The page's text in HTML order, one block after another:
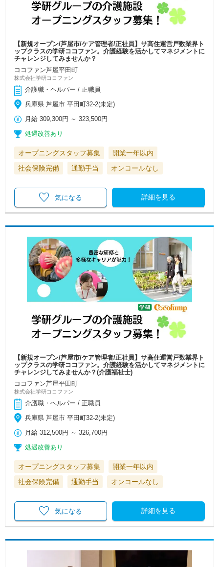
【新規オープン/芦屋市/ケア管理者/正社員】サ高住運営戸数業界ト
ップクラスの学研ココファン。介護経験を活かしてマネジメントに
チャレンジしてみませんか？
ココファン芦屋平田町
株式会社学研ココファン
介護職・ヘルパー / 正職員
兵庫県 芦屋市 平田町32-2(未定)
月給 309,300円 ～323,500円
処遇改善あり
オープニングスタッフ募集
開業一年以内
社会保険完備
通勤手当 オンコールなし
詳細を見る
気になる
【新規オープン/芦屋市/ケア管理者/正社員】サ高住運営戸数業界ト
ップクラスの学研ココファン。介護経験を活かしてマネジメントに
チャレンジしてみませんか？(介護福祉士)
ココファン芦屋平田町
株式会社学研ココファン
介護職・ヘルパー / 正職員
兵庫県 芦屋市 平田町32-2(未定)
月給 312,500円 ～326,700円
処遇改善あり
オープニングスタッフ募集
開業一年以内
社会保険完備
通勤手当 オンコールなし
詳細を見る
気になる